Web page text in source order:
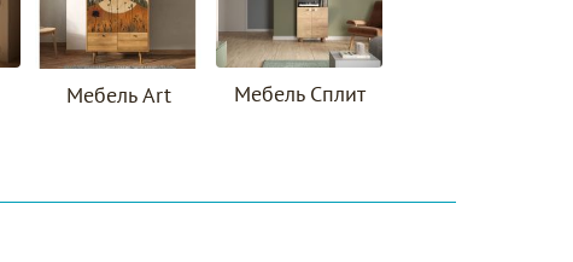
Мебель Art Мебель Сплит